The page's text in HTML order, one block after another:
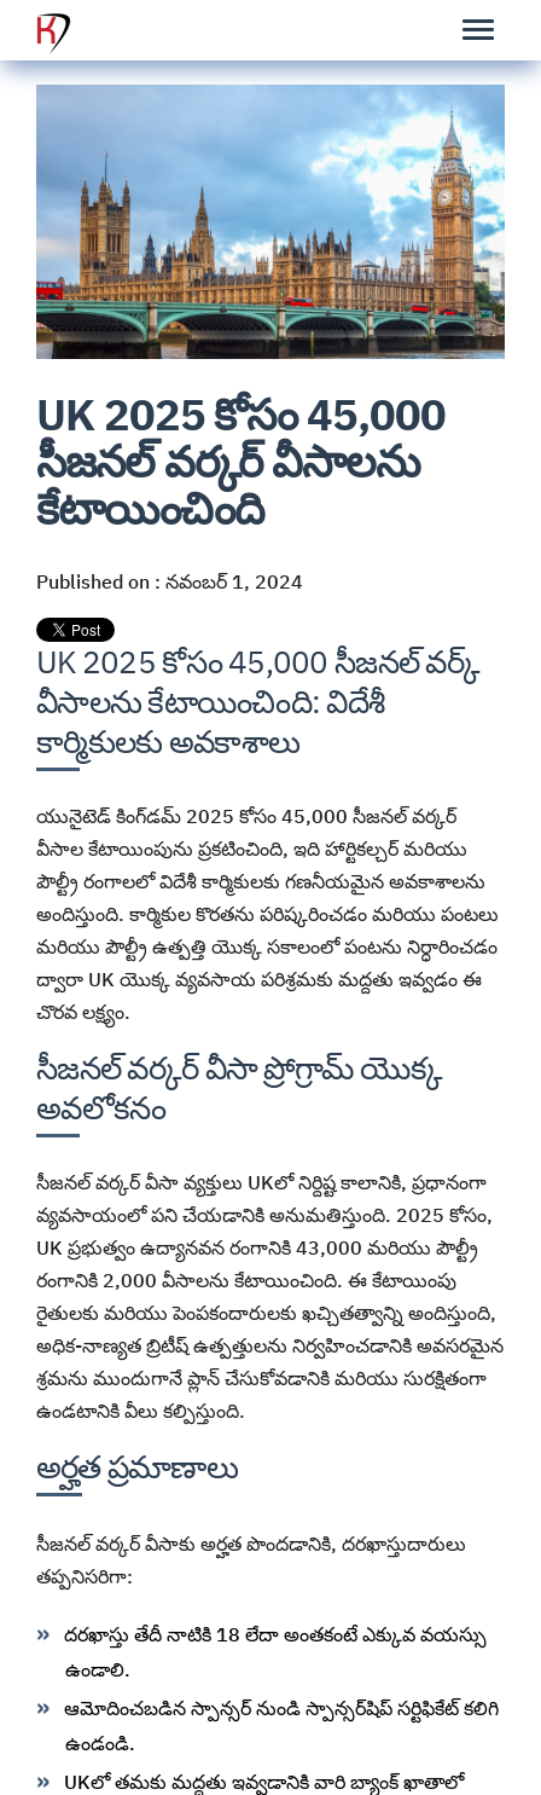
UK 2025 కోసం 45,000
సీజనల్ వర్కర్ వీసాలను
కేటాయించింది
Published on : నవంబర్ 1, 2024
UK 2025 కోసం 45,000 సీజనల్ వర్క్
వీసాలను కేటాయించింది: విదేశీ
కార్మికులకు అవకాశాలు
యునైటెడ్ కింగ్‌డమ్ 2025 కోసం 45,000 సీజనల్ వర్కర్
వీసాల కేటాయింపును ప్రకటించింది, ఇది హార్టికల్చర్ మరియు
పౌల్ట్రీ రంగాలలో విదేశీ కార్మికులకు గణనీయమైన అవకాశాలను
అందిస్తుంది. కార్మికుల కొరతను పరిష్కరించడం మరియు పంటలు
మరియు పౌల్ట్రీ ఉత్పత్తి యొక్క సకాలంలో పంటను నిర్ధారించడం
ద్వారా UK యొక్క వ్యవసాయ పరిశ్రమకు మద్దతు ఇవ్వడం ఈ
చొరవ లక్ష్యం.
సీజనల్ వర్కర్ వీసా ప్రోగ్రామ్ యొక్క
అవలోకనం
సీజనల్ వర్కర్ వీసా వ్యక్తులు UKలో నిర్దిష్ట కాలానికి, ప్రధానంగా
వ్యవసాయంలో పని చేయడానికి అనుమతిస్తుంది. 2025 కోసం,
UK ప్రభుత్వం ఉద్యానవన రంగానికి 43,000 మరియు పౌల్ట్రీ
రంగానికి 2,000 వీసాలను కేటాయించింది. ఈ కేటాయింపు
రైతులకు మరియు పెంపకందారులకు ఖచ్చితత్వాన్ని అందిస్తుంది,
అధిక-నాణ్యత బ్రిటీష్ ఉత్పత్తులను నిర్వహించడానికి అవసరమైన
శ్రమను ముందుగానే ప్లాన్ చేసుకోవడానికి మరియు సురక్షితంగా
ఉండటానికి వీలు కల్పిస్తుంది.
అర్హత ప్రమాణాలు
సీజనల్ వర్కర్ వీసాకు అర్హత పొందడానికి, దరఖాస్తుదారులు
తప్పనిసరిగా:
దరఖాస్తు తేదీ నాటికి 18 లేదా అంతకంటే ఎక్కువ వయస్సు
ఉండాలి.
ఆమోదించబడిన స్పాన్సర్ నుండి స్పాన్సర్‌షిప్ సర్టిఫికేట్ కలిగి
ఉండండి.
UKలో తమకు మద్దతు ఇవ్వడానికి వారి బ్యాంక్ ఖాతాలో